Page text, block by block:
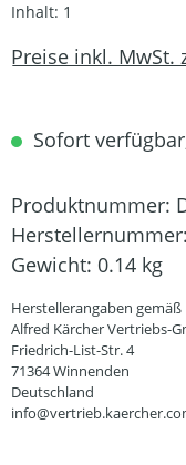
Inhalt: 1
Preise inkl. MwSt.
Sofort
Produktnummer:
Herstellernummer:
Gewicht: 0.14 kg
Herstellerangaben
Alfred Kärcher Vertriebs-
Friedrich-List-Str. 4
71364 Winnenden
Deutschland